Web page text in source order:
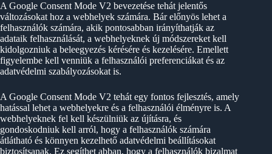
A Google Consent Mode V2 bevezetése tehát jelentős
változásokat hoz a webhelyek számára. Bár előnyös lehet a
felhasználók számára, akik pontosabban irányíthatják az
adataik felhasználását, a webhelyeknek új módszereket kell
kidolgozniuk a beleegyezés kérésére és kezelésére. Emellett
figyelembe kell venniük a felhasználói preferenciákat és az
adatvédelmi szabályozásokat is.
A Google Consent Mode V2 tehát egy fontos fejlesztés, amely
hatással lehet a webhelyekre és a felhasználói élményre is. A
webhelyeknek fel kell készülniük az újításra, és
gondoskodniuk kell arról, hogy a felhasználók számára
átlátható és könnyen kezelhető adatvédelmi beállításokat
biztosítsanak. Ez segíthet abban, hogy a felhasználók bizalmat